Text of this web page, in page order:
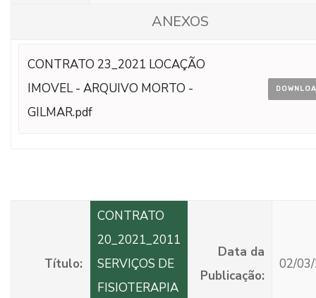
ANEXOS
CONTRATO 23_2021 LOCAÇÃO
IMOVEL - ARQUIVO MORTO -
GILMAR.pdf
Título:
CONTRATO
20_2021_2011
SERVIÇOS DE
FISIOTERAPIA
Data da
Publicação:
02/